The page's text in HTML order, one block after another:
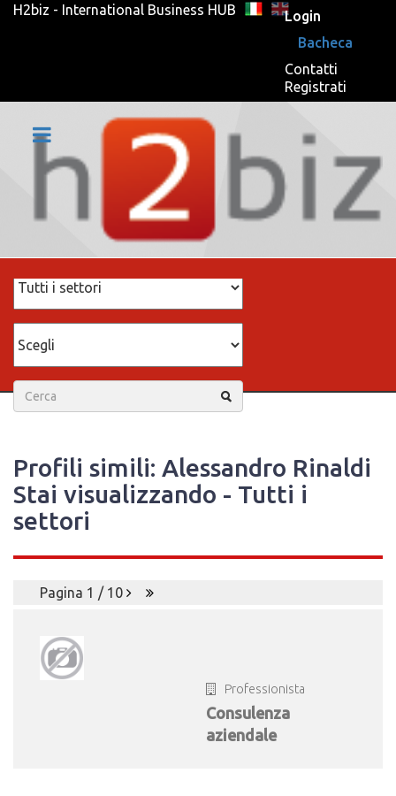
H2biz - International Business HUB
Login
Bacheca
Contatti
Registrati
Profili simili: Alessandro Rinaldi
Stai visualizzando - Tutti i
settori
Pagina 1 / 10
Professionista
Consulenza
aziendale